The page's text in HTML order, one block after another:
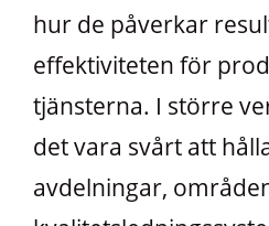
hur de påverkar
effektiviteten för
tjänsterna. I större
det vara svårt att
avdelningar,